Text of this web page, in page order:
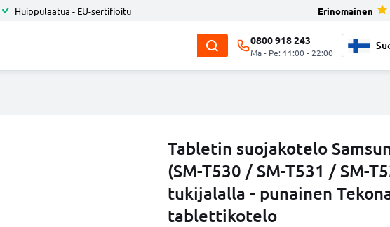
Huippulaatua - EU-sertifioitu Erinomainen
0800 918 243
Ma - Pe: 11:00 - 22:00
Tabletin suojakotelo
(SM-T530 / SM-T531 / SM-
tukijalalla - punainen
tablettikotelo